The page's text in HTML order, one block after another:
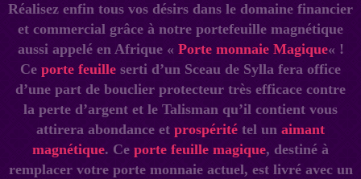
Réalisez enfin tous vos désirs dans le domaine financier
et commercial grâce à notre portefeuille magnétique
aussi appelé en Afrique « Porte monnaie Magique« !
Ce porte feuille serti d’un Sceau de Sylla fera office
d’une part de bouclier protecteur très efficace contre
la perte d’argent et le Talisman qu’il contient vous
attirera abondance et prospérité tel un aimant
magnétique. Ce porte feuille magique, destiné à
remplacer votre porte monnaie actuel, est livré avec un